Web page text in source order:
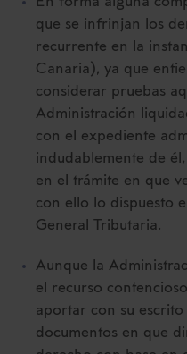
que se infrinjan los
recurrente en la
Canaria), ya que
considerar pruebas
Administración
con el expediente
indudablemente de
en el trámite en que
con ello lo dispuesto
General Tributaria.
Aunque la
el recurso
aportar con su
documentos en que